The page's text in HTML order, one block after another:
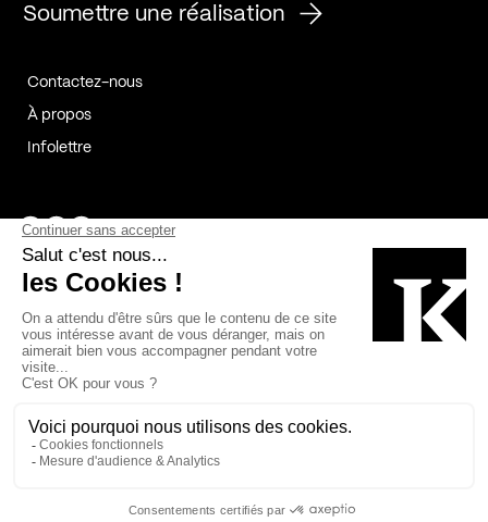
Soumettre une réalisation
Contactez-nous
À propos
Infolettre
Page Facebook de Kollectif
Page Instagram de Kollectif
Page Linkedin de Kollectif
Bâtiment-Durable-Québec-1
Esquisses-1IRAC-1
MP-1 v2com-1